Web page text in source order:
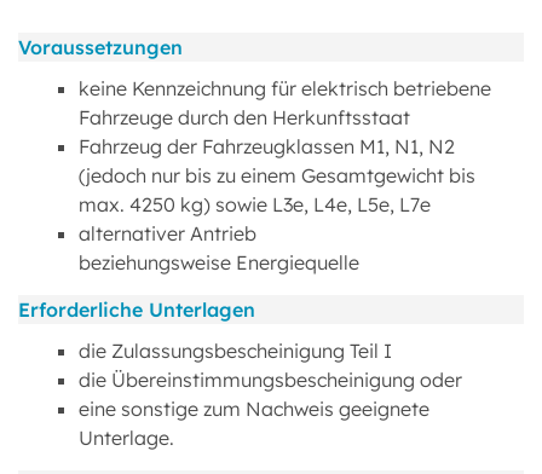
Voraussetzungen
keine Kennzeichnung für elektrisch betriebene
Fahrzeuge durch den Herkunftsstaat
Fahrzeug der Fahrzeugklassen M1, N1, N2
(jedoch nur bis zu einem Gesamtgewicht bis
max. 4250 kg) sowie L3e, L4e, L5e, L7e
alternativer Antrieb
beziehungsweise Energiequelle
Erforderliche Unterlagen
die Zulassungsbescheinigung Teil I
die Übereinstimmungsbescheinigung oder
eine sonstige zum Nachweis geeignete
Unterlage.